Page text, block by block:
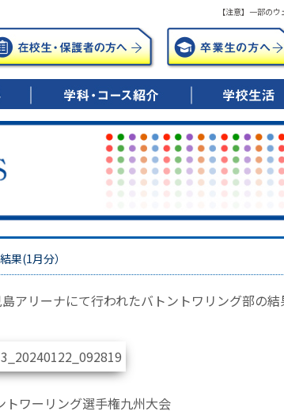
【注意】一部の
▶ 興志館コースとは
・特進シリウス
・特進ドリーム
・進学
・進路実績
▶ キャリアデザインコースとは
・総合進学
・ITビジネス
・調理・保育
・公務員
・進路実績
▶ 看護科・看護専攻科とは
・5年一貫教育
・進路実績 ▶ 学校行事
▶ 部活動紹介
果(1月分）
アリーナにて行われたバトントワリング部の結
ワーリング選手権九州大会